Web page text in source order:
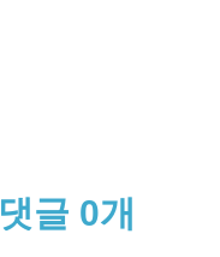
댓글 0개